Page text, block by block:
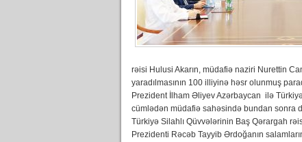
rəisi Hulusi Akarın, müdafiə naziri Nurettin
yaradılmasının 100 illiyinə həsr olunmuş
Prezident İlham Əliyev Azərbaycan ilə
cümlədən müdafiə sahəsində bundan sonra
Türkiyə Silahlı Qüvvələrinin Baş Qərargah
Prezidenti Rəcəb Tayyib Ərdoğanın